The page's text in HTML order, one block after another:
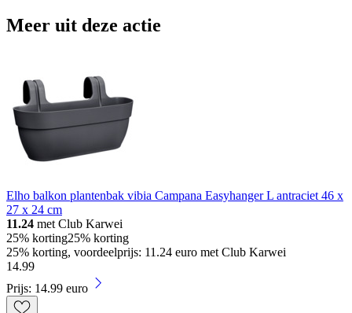
Meer uit deze actie
Elho balkon plantenbak vibia Campana Easyhanger L antraciet 46 x
27 x 24 cm
11.24 met Club Karwei
25% korting25% korting
25% korting, voordeelprijs: 11.24 euro met Club Karwei
14.99
Prijs: 14.99 euro